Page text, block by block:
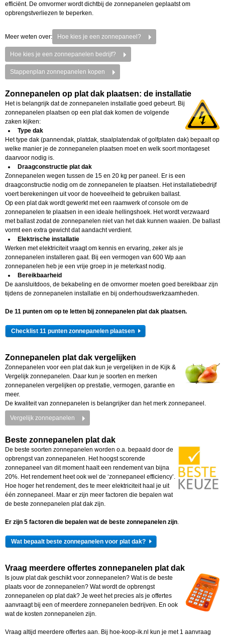
efficiënt. De omvormer wordt dichtbij de zonnepanelen geplaatst om
opbrengstverliezen te beperken.
Meer weten over: Hoe kies je een zonnepaneel?
Hoe kies je een zonnepanelen bedrijf?
Stappenplan zonnepanelen kopen
Zonnepanelen op plat dak plaatsen: de installatie
Het is belangrijk dat de zonnepanelen installatie goed gebeurt. Bij
zonnepanelen plaatsen op een plat dak komen de volgende
zaken kijken:
Type dak
Het type dak (pannendak, platdak, staalplatendak of golfplaten dak) bepaalt op
welke manier je de zonnepanelen plaatsen moet en welk soort montageset
daarvoor nodig is.
Draagconstructie plat dak
Zonnepanelen wegen tussen de 15 en 20 kg per paneel. Er is een
draagconstructie nodig om de zonnepanelen te plaatsen. Het installatiebedrijf
voert berekeningen uit voor de hoeveelheid te gebruiken ballast.
Op een plat dak wordt gewerkt met een raamwerk of console om de
zonnepanelen te plaatsen in een ideale hellingshoek. Het wordt verzwaard
met ballast zodat de zonnepanelen niet van het dak kunnen waaien. De ballast
vormt een extra gewicht dat aandacht verdient.
Elektrische installatie
Werken met elektriciteit vraagt om kennis en ervaring, zeker als je
zonnepanelen installeren gaat. Bij een vermogen van 600 Wp aan
zonnepanelen heb je een vrije groep in je meterkast nodig.
Bereikbaarheid
De aansluitdoos, de bekabeling en de omvormer moeten goed bereikbaar zijn
tijdens de zonnepanelen installatie en bij onderhoudswerkzaamheden.
De 11 punten om op te letten bij zonnepanelen plat dak plaatsen.
Checklist 11 punten zonnepanelen plaatsen
Zonnepanelen plat dak vergelijken
Zonnepanelen voor een plat dak kun je vergelijken in de Kijk &
Vergelijk zonnepanelen. Daar kun je soorten en merken
zonnepanelen vergelijken op prestatie, vermogen, garantie en
meer.
De kwaliteit van zonnepanelen is belangrijker dan het merk zonnepaneel.
Vergelijk zonnepanelen
Beste zonnepanelen plat dak
De beste soorten zonnepanelen worden o.a. bepaald door de
opbrengst van zonnepanelen. Het hoogst scorende
zonnepaneel van dit moment haalt een rendement van bijna
20%. Het rendement heet ook wel de ‘zonnepaneel efficiency’.
Hoe hoger het rendement, des te meer elektriciteit haal je uit
één zonnepaneel. Maar er zijn meer factoren die bepalen wat
de beste zonnepanelen plat dak zijn.
Er zijn 5 factoren die bepalen wat de beste zonnepanelen zijn.
Wat bepaalt beste zonnepanelen voor plat dak?
Vraag meerdere offertes zonnepanelen plat dak
Is jouw plat dak geschikt voor zonnepanelen? Wat is de beste
plaats voor de zonnepanelen? Wat wordt de opbrengst
zonnepanelen op plat dak? Je weet het precies als je offertes
aanvraagt bij een of meerdere zonnepanelen bedrijven. En ook
wat de kosten zonnepanelen zijn.
Vraag altijd meerdere offertes aan. Bij hoe-koop-ik.nl kun je met 1 aanvraag